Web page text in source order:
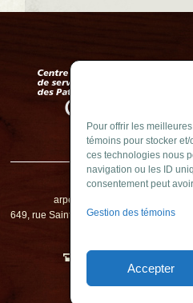
Pour offrir les
témoins pour stocker
ces technologies nous
navigation ou les ID
consentement peut
Gestion des témoins
Accepter
École L'Arpège
arpege@cssp.gouv.qc.ca
649, rue Saint-Joseph, Sainte-Julie
450 645-2344